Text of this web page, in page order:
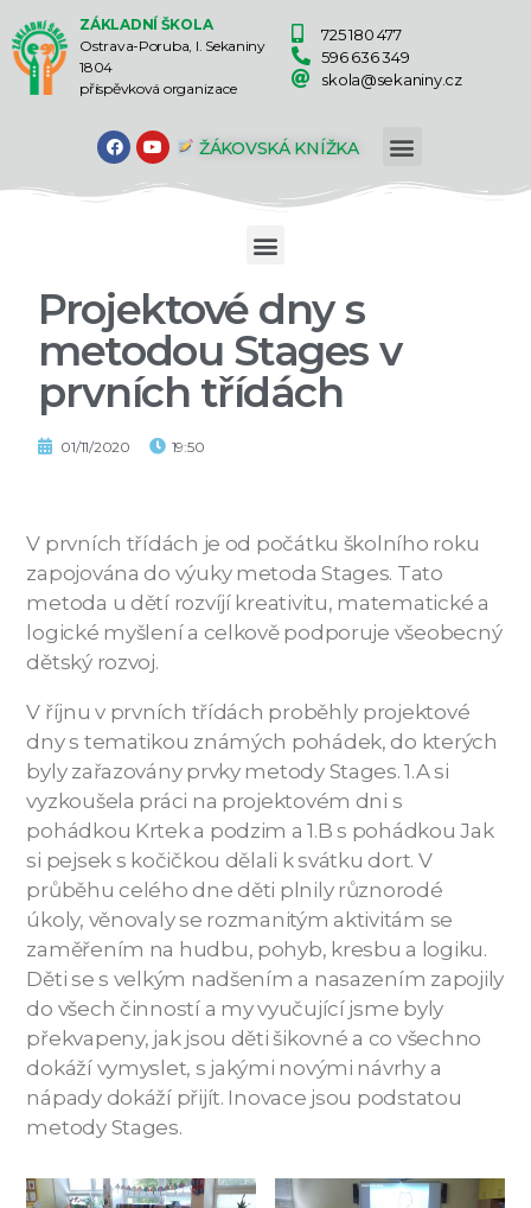
ZÁKLADNÍ ŠKOLA
Ostrava-Poruba, I. Sekaniny
1804
příspěvková organizace
725 180 477
596 636 349
skola@sekaniny.cz
ŽÁKOVSKÁ KNÍŽKA
Projektové dny s
metodou Stages v
prvních třídách
01/11/2020 19:50
V prvních třídách je od počátku školního roku
zapojována do výuky metoda Stages. Tato
metoda u dětí rozvíjí kreativitu, matematické a
logické myšlení a celkově podporuje všeobecný
dětský rozvoj.
V říjnu v prvních třídách proběhly projektové
dny s tematikou známých pohádek, do kterých
byly zařazovány prvky metody Stages. 1.A si
vyzkoušela práci na projektovém dni s
pohádkou Krtek a podzim a 1.B s pohádkou Jak
si pejsek s kočičkou dělali k svátku dort. V
průběhu celého dne děti plnily různorodé
úkoly, věnovaly se rozmanitým aktivitám se
zaměřením na hudbu, pohyb, kresbu a logiku.
Děti se s velkým nadšením a nasazením zapojily
do všech činností a my vyučující jsme byly
překvapeny, jak jsou děti šikovné a co všechno
dokáží vymyslet, s jakými novými návrhy a
nápady dokáží přijít. Inovace jsou podstatou
metody Stages.